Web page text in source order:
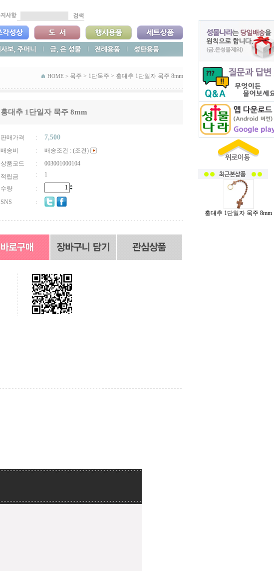
HOME > 묵주 > 1단묵주 > 홍대추 1단일자 묵주 8mm
홍대추 1단일자 묵주 8mm
판매가격 : 7,500
배송비 :
배송조건 : (조건)
상품코드
:
003001000104
적립금
:
1
수량
:
SNS
:
홍대추 1단일자 묵주 8mm